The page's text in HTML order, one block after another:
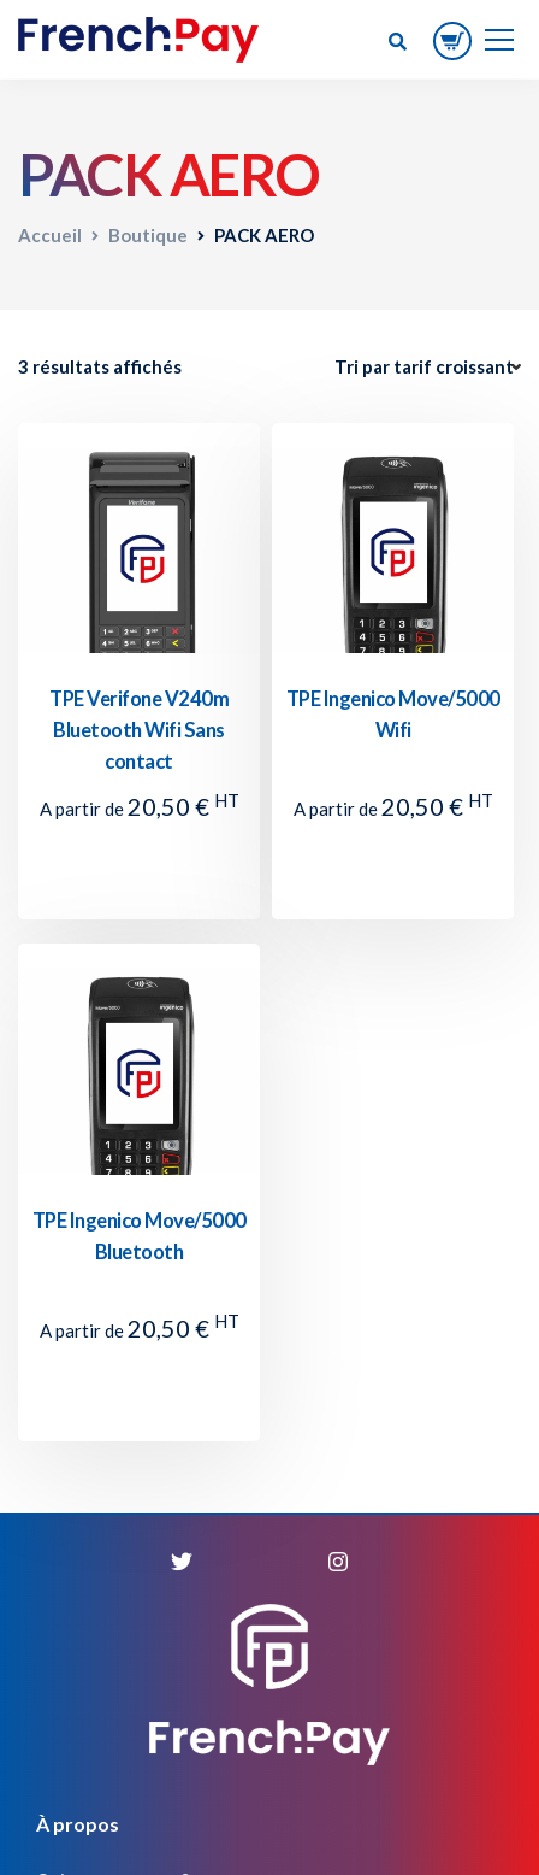
PACK AERO
Accueil Boutique PACK AERO
3 résultats affichés
TPE Verifone V240m
Bluetooth Wifi Sans
contact
A partir de 20,50 € HT
TPE Ingenico Move/5000
Wifi
A partir de 20,50 € HT
TPE Ingenico Move/5000
Bluetooth
A partir de 20,50 € HT
À propos